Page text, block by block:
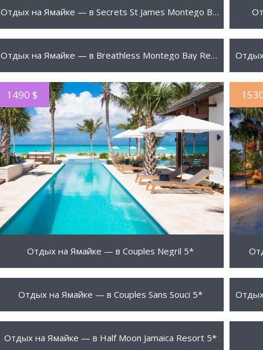
1290 $ ПОДРОБНЕЕ Отдых на Ямайке — в Secrets St James Montego Bay 5*
1360 $ ПОДРОБНЕЕ Отдых на Ямайке — в Breathless Montego Bay Resort & Spa 5*
1490 $
ПОДРОБНЕЕ
Отдых на Ямайке — в Couples Negril 5*
1599 $ ПОДРОБНЕЕ
Отдых на Ямайке — в Couples Sans Souci 5*
1799 $ ПОДРОБНЕЕ
Отдых на Ямайке — в Half Moon Jamaica Resort 5*